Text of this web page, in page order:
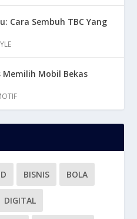
Cara Sembuh TBC Yang
Memilih Mobil Bekas
BISNIS BOLA
DIGITAL